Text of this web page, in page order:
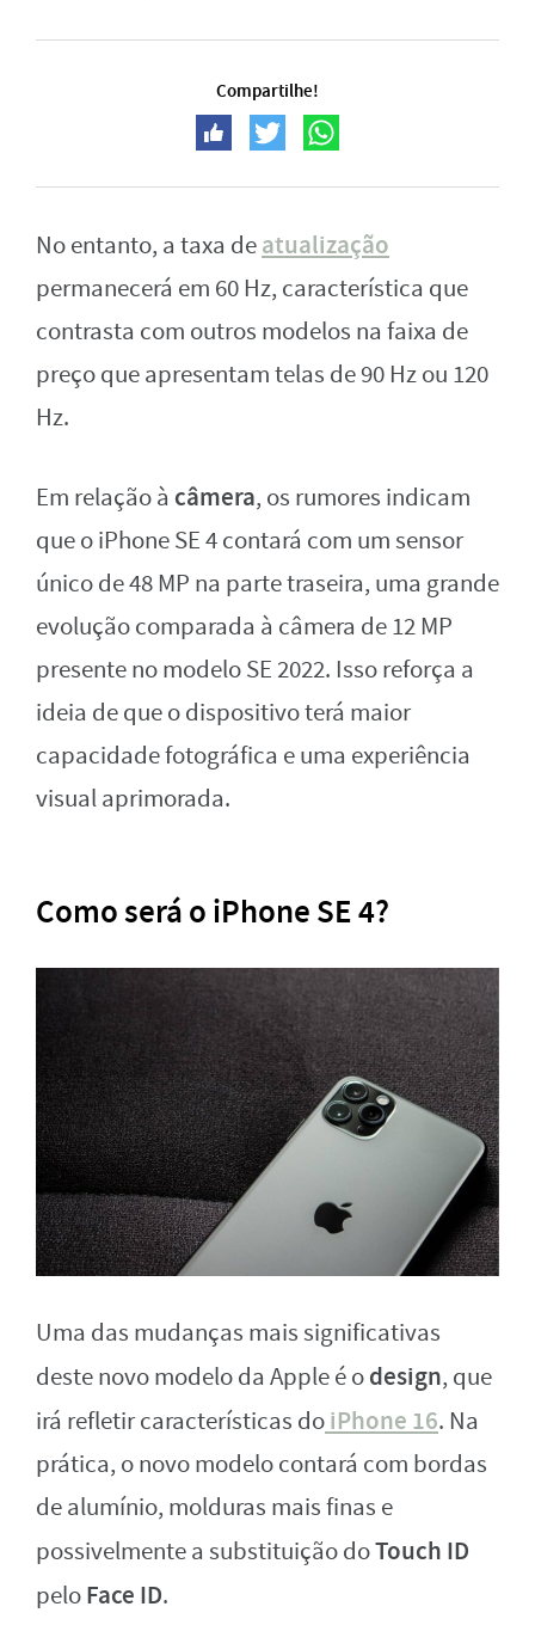
Compartilhe!
No entanto, a taxa deatualização
permanecerá em 60 Hz, característica que
contrasta com outros modelos na faixa de
preço que apresentam telas de 90 Hz ou 120
Hz.
Em relação à câmera, os rumores indicam
que o iPhone SE 4 contará com um sensor
único de 48 MP na parte traseira, uma grande
evolução comparada à câmera de 12 MP
presente no modelo SE 2022. Isso reforça a
ideia de que o dispositivo terá maior
capacidade fotográfica e uma experiência
visual aprimorada.
Como será o iPhone SE 4?
Uma das mudanças mais significativas
deste novo modelo da Apple é odesign, que
irá refletir características doiPhone 16. Na
prática, o novo modelo contará com bordas
de alumínio, molduras mais finas e
possivelmente a substituição doTouch ID
peloFace ID.